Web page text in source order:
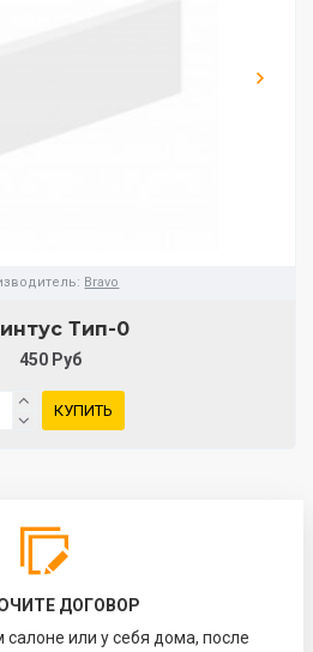
Bravo
Тип-0
450 Руб
КУПИТЬ
ДОГОВОР
или у себя дома, после